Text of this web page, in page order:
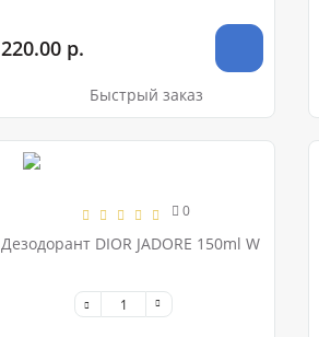
220.00 р.
Быстрый заказ
0
Дезодорант DIOR JADORE 150ml W